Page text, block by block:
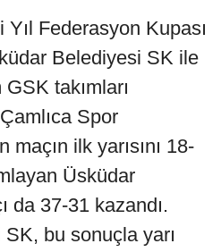
Federasyon Kupası
Belediyesi SK ile
takımları
Spor
ilk yarısını 18-
Üsküdar
da 37-31 kazandı.
bu sonuçla yarı